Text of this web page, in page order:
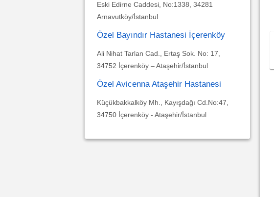
Eski Edirne Caddesi, No:1338, 34281
Arnavutköy/İstanbul
Özel Bayındır Hastanesi İçerenköy
Ali Nihat Tarlan Cad., Ertaş Sok. No: 17,
34752 İçerenköy – Ataşehir/İstanbul
Özel Avicenna Ataşehir Hastanesi
Küçükbakkalköy Mh., Kayışdağı Cd.No:47,
34750 İçerenköy - Ataşehir/İstanbul